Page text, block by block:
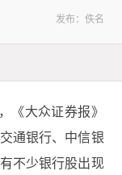
发布：佚名
大众证券报》
通银行、中信银
不少银行股出现